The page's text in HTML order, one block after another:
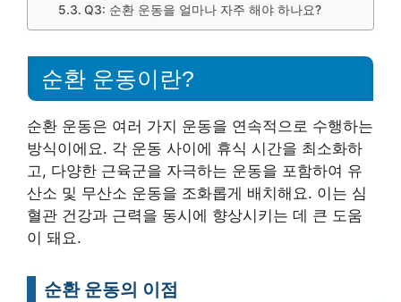
Q3: 순환 운동을 얼마나 자주 해야 하나요?
순환 운동이란?
순환 운동은 여러 가지 운동을 연속적으로 수행하는
방식이에요. 각 운동 사이에 휴식 시간을 최소화하
고, 다양한 근육군을 자극하는 운동을 포함하여 유
산소 및 무산소 운동을 조화롭게 배치해요. 이는 심
혈관 건강과 근력을 동시에 향상시키는 데 큰 도움
이 돼요.
순환 운동의 이점